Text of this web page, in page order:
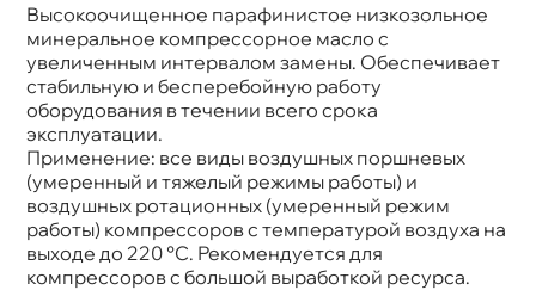
ысокоочищенное парафинистое низкозольное
минеральное компрессорное масло с
увеличенным интервалом замены. Обеспечивает
стабильную и бесперебойную работу
оборудования в течении всего срока
эксплуатации.
Применение: все виды воздушных поршневых
(умеренный и тяжелый режимы работы) и
оздушных ротационных (умеренный режим
работы) компрессоров с температурой воздуха на
ыходе до 220 °C. Рекомендуется для
компрессоров с большой выработкой ресурса.
язкость
ISO 220
Mannol
Тип масла
Минеральное
Спецификации
51506 (VDL), 6521 L-DAH
Объем
60л
Артикул
MN2904-60
Применение